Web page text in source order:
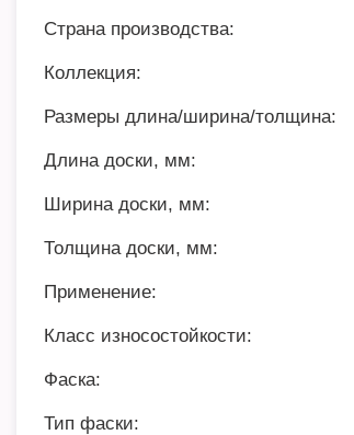
Страна производства:
Коллекция:
Размеры длина/ширина/толщина:
Длина доски, мм:
Ширина доски, мм:
Толщина доски, мм:
Применение:
Класс износостойкости:
Фаска:
Тип фаски: